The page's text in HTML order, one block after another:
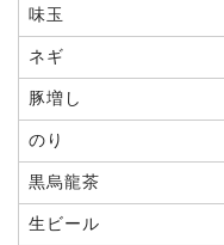
味玉
ネギ
豚増し
のり
黒烏龍茶
生ビール